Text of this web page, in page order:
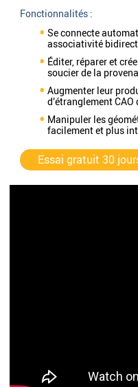
Fonctionnalités :
Se connecte
associativité
Éditer, réparer et
soucier de la
Augmenter leur
d’étranglement
Manipuler les
facilement et plus
Essai gratuit 30